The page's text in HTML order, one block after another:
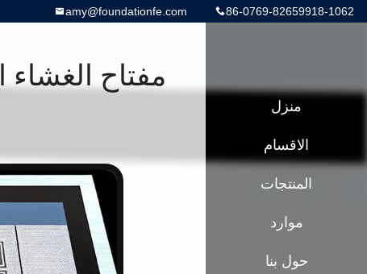
86-0769-82659918-1062
amy@foundationfe.com
منزل
الاقسام
المنتجات
موارد
حول بنا